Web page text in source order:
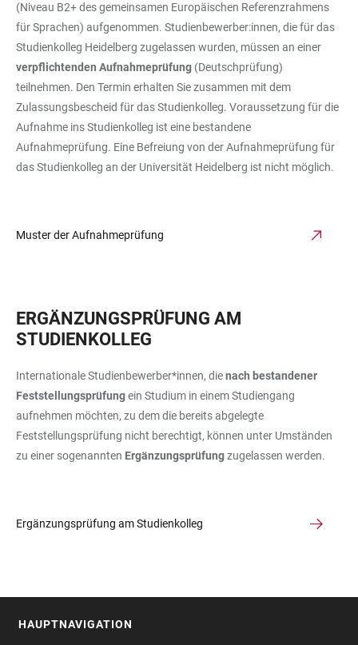
(Niveau B2+ des gemeinsamen Europäischen Referenzrahmens
für Sprachen) aufgenommen. Studienbewerber:innen, die für das
Studienkolleg Heidelberg zugelassen wurden, müssen an einer
verpflichtenden Aufnahmeprüfung (Deutschprüfung)
teilnehmen. Den Termin erhalten Sie zusammen mit dem
Zulassungsbescheid für das Studienkolleg. Voraussetzung für die
Aufnahme ins Studienkolleg ist eine bestandene
Aufnahmeprüfung. Eine Befreiung von der Aufnahmeprüfung für
das Studienkolleg an der Universität Heidelberg ist nicht möglich.
Muster der Aufnahmeprüfung
ERGÄNZUNGSPRÜFUNG AM
STUDIENKOLLEG
Internationale Studienbewerber*innen, dienach bestandener
Feststellungsprüfungein Studium in einem Studiengang
aufnehmen möchten, zu dem die bereits abgelegte
Feststellungsprüfung nicht berechtigt, können unter Umständen
zu einer sogenannten Ergänzungsprüfungzugelassen werden.
Ergänzungsprüfung am Studienkolleg
HAUPTNAVIGATION